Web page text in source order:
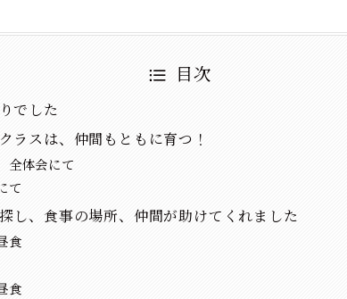
目次
でした
ラスは、仲間もともに育つ！
全体会にて
て
し、食事の場所、仲間が助けてくれました
食
食